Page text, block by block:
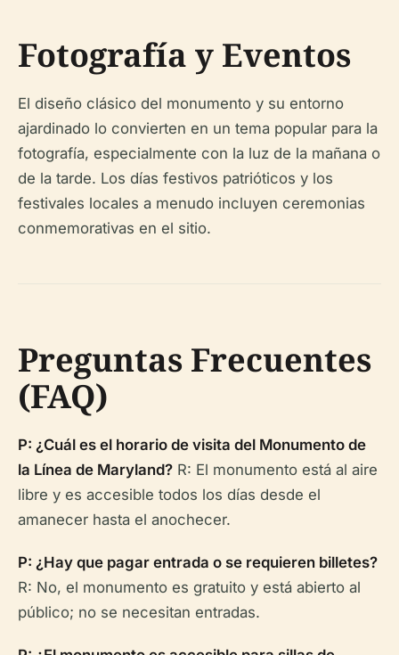
Fotografía y Eventos
El diseño clásico del monumento y su entorno
ajardinado lo convierten en un tema popular para la
fotografía, especialmente con la luz de la mañana o
de la tarde. Los días festivos patrióticos y los
festivales locales a menudo incluyen ceremonias
conmemorativas en el sitio.
Preguntas Frecuentes
(FAQ)
P: ¿Cuál es el horario de visita del Monumento de
la Línea de Maryland? R: El monumento está al aire
libre y es accesible todos los días desde el
amanecer hasta el anochecer.
P: ¿Hay que pagar entrada o se requieren billetes?
R: No, el monumento es gratuito y está abierto al
público; no se necesitan entradas.